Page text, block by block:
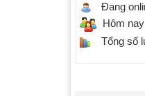
Đang
Hôm
Tổng số